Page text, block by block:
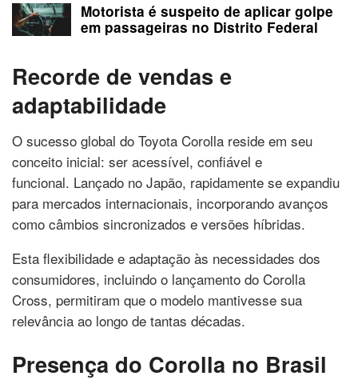
Motorista é suspeito de aplicar golpe
em passageiras no Distrito Federal
Recorde de vendas e
adaptabilidade
O sucesso global do Toyota Corolla reside em seu
conceito inicial: ser acessível, confiável e
funcional. Lançado no Japão, rapidamente se expandiu
para mercados internacionais, incorporando avanços
como câmbios sincronizados e versões híbridas.
Esta flexibilidade e adaptação às necessidades dos
consumidores, incluindo o lançamento do Corolla
Cross, permitiram que o modelo mantivesse sua
relevância ao longo de tantas décadas.
Presença do Corolla no Brasil